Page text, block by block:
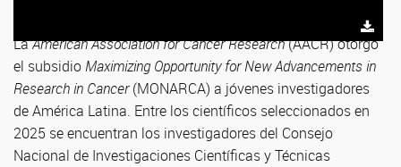
LaAmerican Association for Cancer Research(AACR) otorgó
el subsidioMaximizing Opportunity for New Advancements in
Research in Cancer(MONARCA) a jóvenes investigadores
de América Latina. Entre los científicos seleccionados en
2025 se encuentran los investigadores del Consejo
Nacional de Investigaciones Científicas y Técnicas